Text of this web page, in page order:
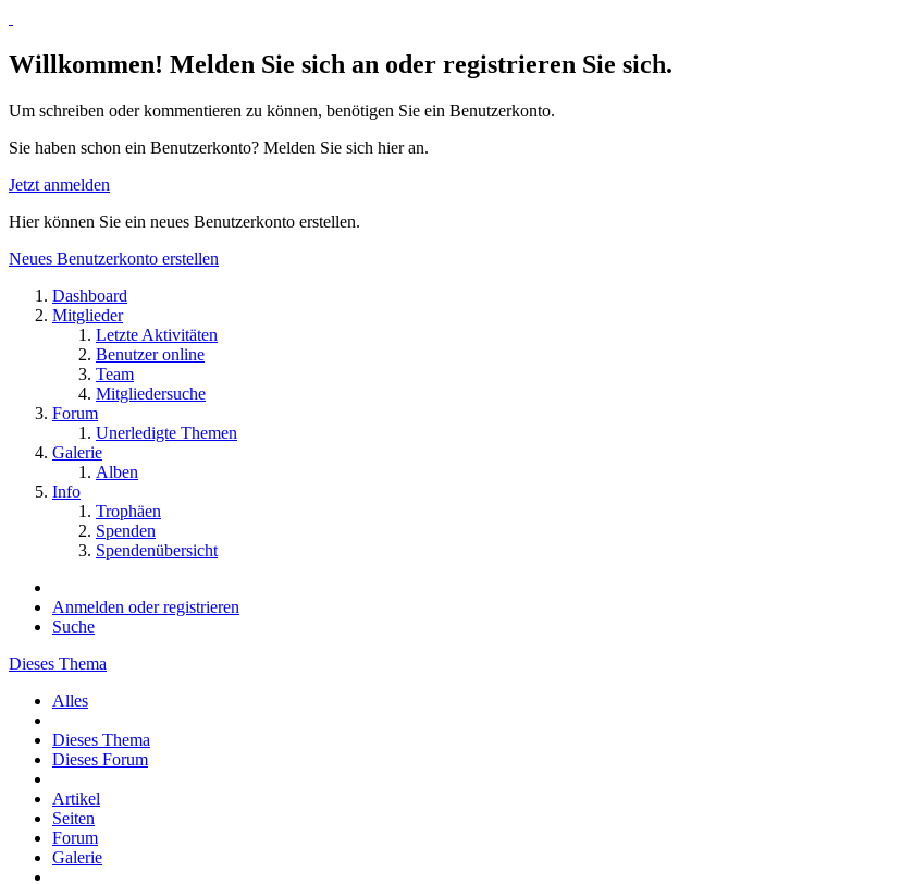
Willkommen! Melden Sie sich an oder registrieren Sie sich.
Um schreiben oder kommentieren zu können, benötigen Sie ein Benutzerkonto.
Sie haben schon ein Benutzerkonto? Melden Sie sich hier an.
Jetzt anmelden
Hier können Sie ein neues Benutzerkonto erstellen.
Neues Benutzerkonto erstellen
Dashboard
Mitglieder
Letzte Aktivitäten
Benutzer online
Team
Mitgliedersuche
Forum
Unerledigte Themen
Galerie
Alben
Info
Trophäen
Spenden
Spendenübersicht
Anmelden oder registrieren
Suche
Dieses Thema
Alles
Dieses Thema
Dieses Forum
Artikel
Seiten
Forum
Galerie